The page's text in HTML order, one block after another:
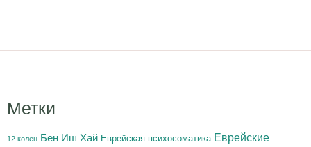
Метки
12 колен Бен Иш Хай Еврейская психосоматика Еврейские